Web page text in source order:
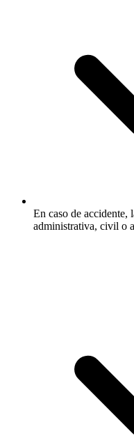
En caso de accidente,
administrativa, civil o